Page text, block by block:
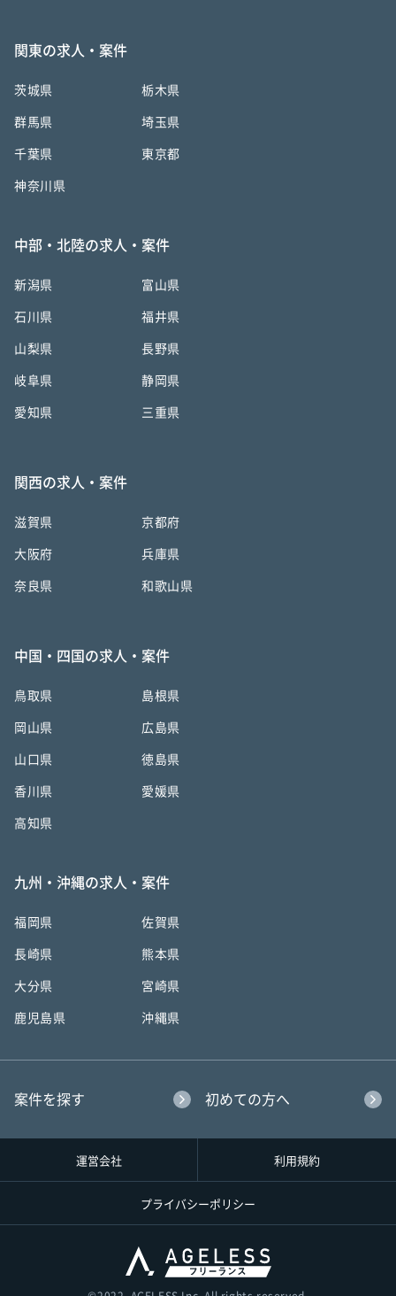
関東の求人・案件
茨城県 栃木県
群馬県 埼玉県
千葉県 東京都
神奈川県
中部・北陸の求人・案件
新潟県 富山県
石川県 福井県
山梨県 長野県
岐阜県 静岡県
愛知県 三重県
関西の求人・案件
滋賀県 京都府
大阪府 兵庫県
奈良県 和歌山県
中国・四国の求人・案件
鳥取県 島根県
岡山県 広島県
山口県 徳島県
香川県 愛媛県
高知県
九州・沖縄の求人・案件
福岡県 佐賀県
長崎県 熊本県
大分県 宮崎県
鹿児島県 沖縄県
案件を探す 初めての方へ
運営会社 利用規約
プライバシーポリシー